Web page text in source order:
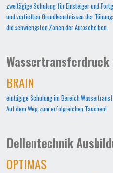
zweitägige Schulung für Einsteiger und
und vertieften Grundkenntnissen der
die schwierigsten Zonen der Autoscheiben.
Wassertransferdruck
BRAIN
eintägige Schulung im Bereich
Auf dem Weg zum erfolgreichen Tauchen!
Dellentechnik
OPTIMAS